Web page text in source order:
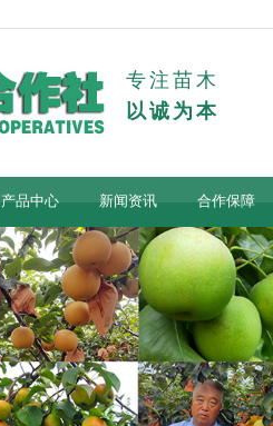
专注苗木
以诚为本
产品中心 新闻资讯 合作保障